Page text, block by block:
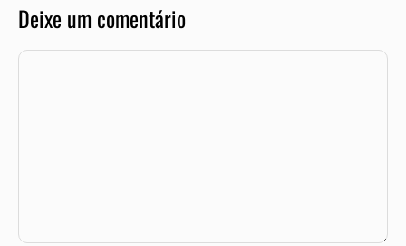
Deixe um comentário
Comentário